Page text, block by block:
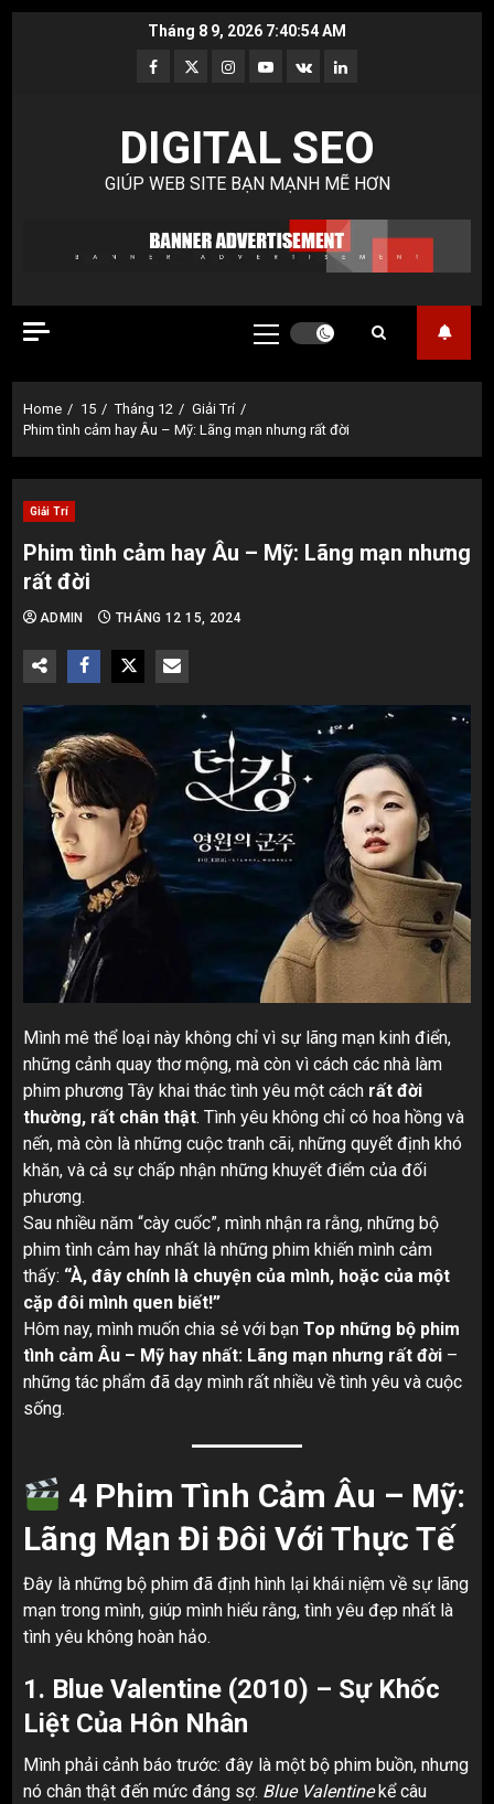
Tháng 8 9, 2026 7:40:55 AM
Facebook
TwitterInstagram
Youtube
VK LinkedIn
DIGITAL SEO
GIÚP WEB SITE BẠN MẠNH MẼ HƠN
Primary
Home 15 Tháng 12
Giải Trí
Phim tình cảm hay Âu – Mỹ: Lãng mạn nhưng rất đời
Giải Trí
Phim tình cảm hay Âu – Mỹ: Lãng mạn nhưng
rất đời
ADMIN THÁNG 12 15, 2024
Mình mê thể loại này không chỉ vì sự lãng mạn kinh điển,
những cảnh quay thơ mộng, mà còn vì cách các nhà làm
phim phương Tây khai thác tình yêu một cách rất đời
thường, rất chân thật. Tình yêu không chỉ có hoa hồng và
nến, mà còn là những cuộc tranh cãi, những quyết định khó
khăn, và cả sự chấp nhận những khuyết điểm của đối
phương.
Sau nhiều năm “cày cuốc”, mình nhận ra rằng, những bộ
phim tình cảm hay nhất là những phim khiến mình cảm
thấy: “À, đây chính là chuyện của mình, hoặc của một
cặp đôi mình quen biết!”
Hôm nay, mình muốn chia sẻ với bạn Top những bộ phim
tình cảm Âu – Mỹ hay nhất: Lãng mạn nhưng rất đời –
những tác phẩm đã dạy mình rất nhiều về tình yêu và cuộc
sống.
4 Phim Tình Cảm Âu – Mỹ:
Lãng Mạn Đi Đôi Với Thực Tế
Đây là những bộ phim đã định hình lại khái niệm về sự lãng
mạn trong mình, giúp mình hiểu rằng, tình yêu đẹp nhất là
tình yêu không hoàn hảo.
1. Blue Valentine (2010) – Sự Khốc
Liệt Của Hôn Nhân
Mình phải cảnh báo trước: đây là một bộ phim buồn, nhưng
nó chân thật đến mức đáng sợ. Blue Valentinekể câu